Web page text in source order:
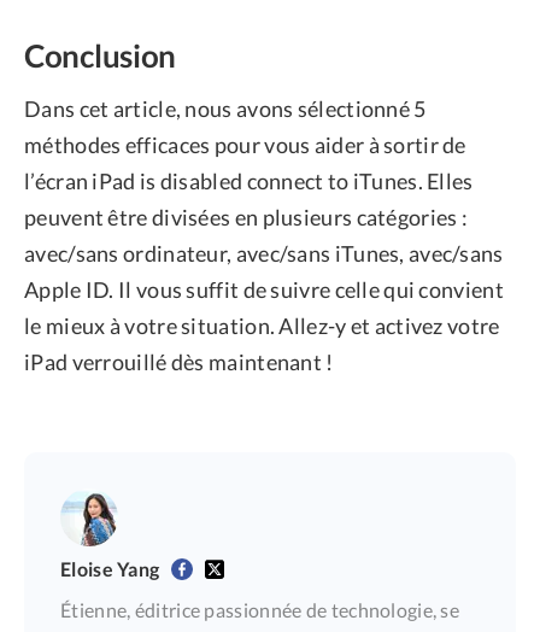
Conclusion
Dans cet article, nous avons sélectionné 5
méthodes efficaces pour vous aider à sortir de
l’écran iPad is disabled connect to iTunes. Elles
peuvent être divisées en plusieurs catégories :
avec/sans ordinateur, avec/sans iTunes, avec/sans
Apple ID. Il vous suffit de suivre celle qui convient
le mieux à votre situation. Allez-y et activez votre
iPad verrouillé dès maintenant !
Eloise Yang
Étienne, éditrice passionnée de technologie, se